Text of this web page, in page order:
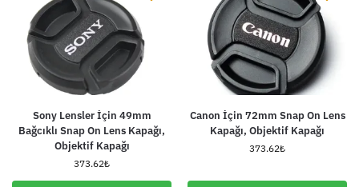
Sony Lensler İçin 49mm
Bağcıklı Snap On Lens Kapağı,
Objektif Kapağı
373.62₺
Canon İçin 72mm Snap On Lens
Kapağı, Objektif Kapağı
373.62₺